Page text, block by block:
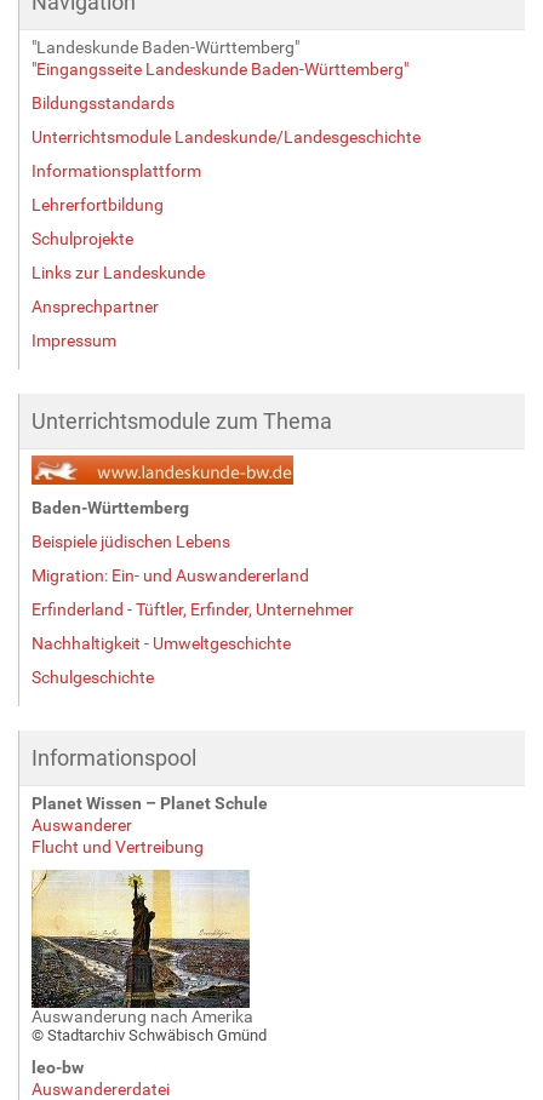
"Landeskunde Baden-Württemberg"
"Eingangsseite Landeskunde Baden-Württemberg"
Bildungsstandards
Unterrichtsmodule Landeskunde/Landesgeschichte
Informationsplattform
Lehrerfortbildung
Schulprojekte
Links zur Landeskunde
Ansprechpartner
Impressum
Unterrichtsmodule zum Thema
Baden-Württemberg
Beispiele jüdischen Lebens
Migration: Ein- und Auswandererland
Erfinderland - Tüftler, Erfinder, Unternehmer
Nachhaltigkeit - Umweltgeschichte
Schulgeschichte
Informationspool
Planet Wissen – Planet Schule
Auswanderer
Flucht und Vertreibung
Auswanderung nach Amerika
© Stadtarchiv Schwäbisch Gmünd
leo-bw
Auswandererdatei